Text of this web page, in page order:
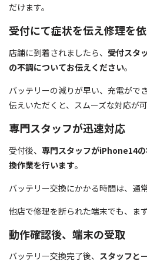
だけます。
受付にて症状を伝え修理を
店舗に到着されましたら、 受付スタ
の不調についてお伝えください。
バッテリーの減りが早い、充電がで
伝えいただくと、スムーズな対応が可
専門スタッフが迅速対応
受付後、 専門スタッフがiPhone14
換作業を行います。
バッテリー交換にかかる時間は、通
他店で修理を断られた端末でも、ま
動作確認後、端末の受取
バッテリー交換完了後、 スタッフと